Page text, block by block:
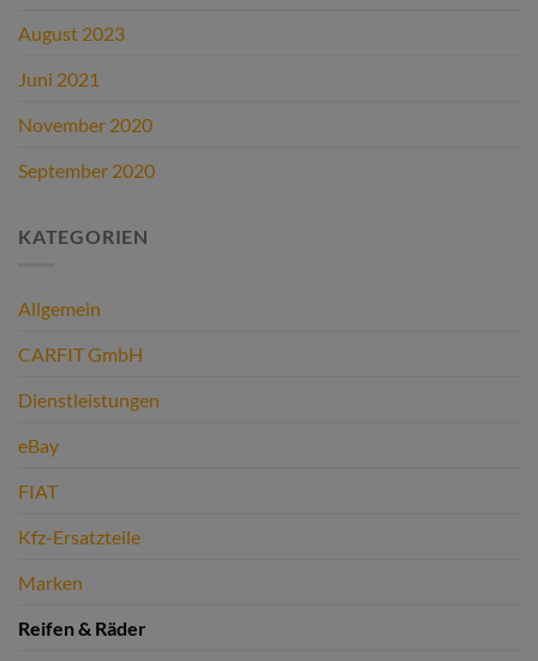
August 2023
Juni 2021
November 2020
September 2020
KATEGORIEN
Allgemein
CARFIT GmbH
Dienstleistungen
eBay
FIAT
Kfz-Ersatzteile
Marken
Reifen & Räder